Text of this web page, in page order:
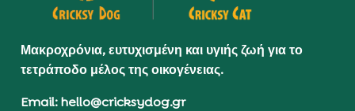
Μακροχρόνια, ευτυχισμένη και υγιής ζωή για το
τετράποδο μέλος της οικογένειας.
Email: hello@cricksydog.gr